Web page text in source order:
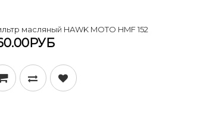
масляный HAWK MOTO HMF 152